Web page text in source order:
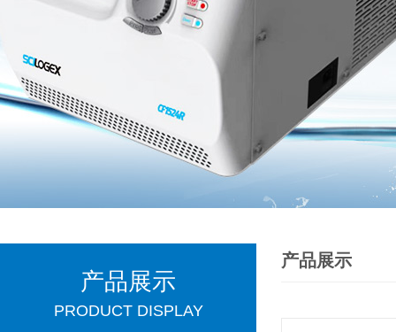
产品展示
PRODUCT DISPLAY
产品展示